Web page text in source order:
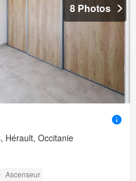
8 Photos
Hérault, Occitanie
Ascenseur